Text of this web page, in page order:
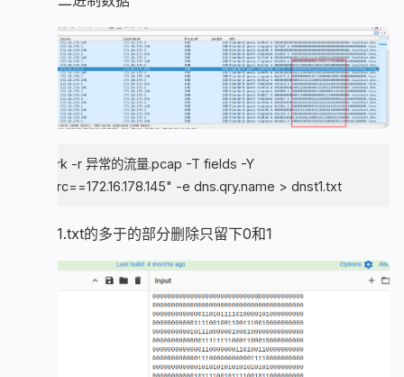
tshark -r 异常的流量.pcap -T fields -Y
"ip.src==172.16.178.145" -e dns.qry.name > dnst1.txt
把dnst1.txt的多于的部分删除只留下0和1